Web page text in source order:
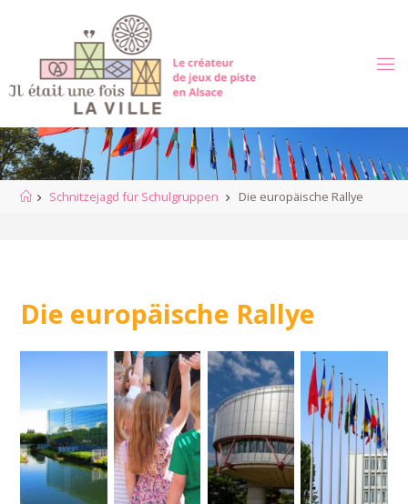
StartSchnitzejagd für Schulgruppen Die europäische Rallye
Die europäische Rallye